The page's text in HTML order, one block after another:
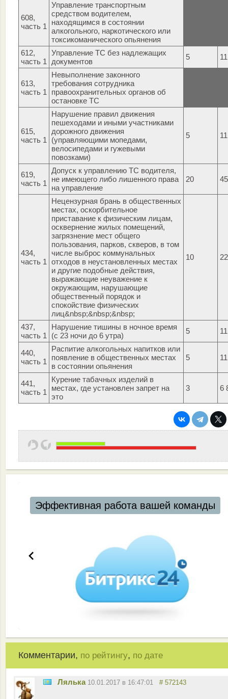
608,
часть 1
Управление транспортным
средством водителем,
находящимся в состоянии
алкогольного, наркотического или
токсикоманического опьянения
612,
часть 1
Управление ТС без надлежащих
документов
5
613,
часть 1
Невыполнение законного
требования сотрудника
правоохранительных органов об
остановке ТС
615,
часть 1
Нарушение правил движения
пешеходами и иными участниками
дорожного движения
(управляющими мопедами,
велосипедами и гужевыми
повозками)
5
619,
часть 1
Допуск к управлению ТС водителя,
не имеющего либо лишенного права
на управление
20
434,
часть 1
Нецензурная брань в общественных
местах, оскорбительное
приставание к физическим лицам,
осквернение жилых помещений,
загрязнение мест общего
пользования, парков, скверов, в том
числе выброс коммунальных
отходов в неустановленных местах
и другие подобные действия,
выражающие неуважение к
окружающим, нарушающие
общественный порядок и
спокойствие физических
лиц&nbsp;&nbsp;&nbsp;
10
437,
часть 1
Нарушение тишины в ночное время
(с 23 ночи до 6 утра)
5
440,
часть 1
Распитие алкогольных напитков или
появление в общественных местах
в состоянии опьянения
5
441,
часть 1
Курение табачных изделий в
местах, где установлен запрет на
это
3 6
Эффективная работа вашей команды
Комментарии, по рейтингу, по дате
Лялька 10.01.2017 в 16:47:01 # 572143